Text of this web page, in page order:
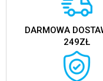
DARMOWA
249ZŁ